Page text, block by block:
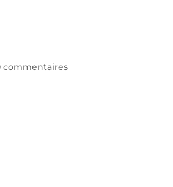
commentaires